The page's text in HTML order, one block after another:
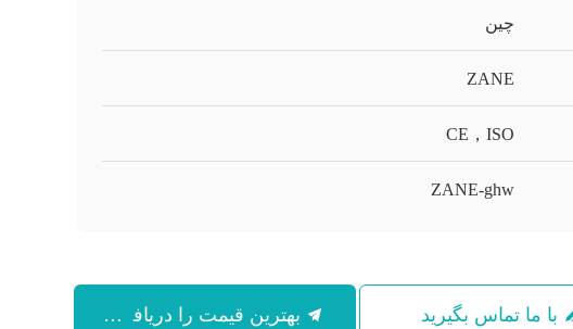
چین
ZANE
CE，ISO
ZANE-ghw
با ما تماس بگیرید